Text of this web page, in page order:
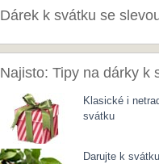
Dárek k svátku se
Najisto: Tipy na dárky k
Klasické i
svátku
Darujte k